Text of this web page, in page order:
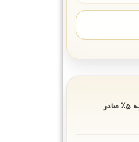
۵٪ صادر